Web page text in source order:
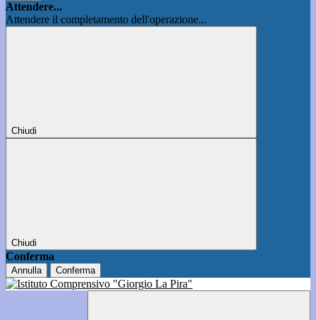
Attendere...
Attendere il completamento dell'operazione...
Chiudi
Chiudi
Conferma
Annulla Conferma